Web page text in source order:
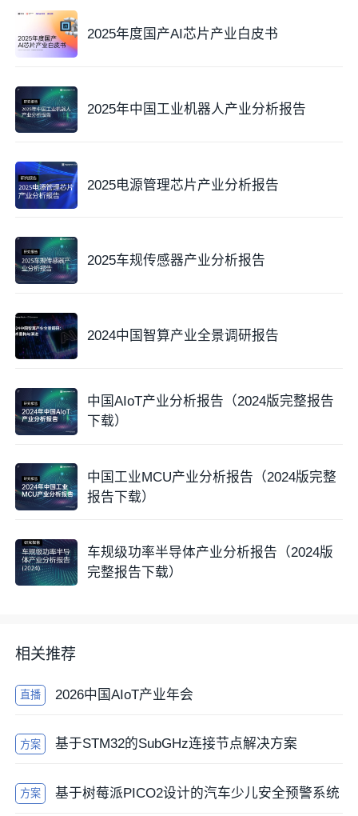
2025年度国产AI芯片产业白皮书
2025年中国工业机器人产业分析报告
2025电源管理芯片产业分析报告
2025车规传感器产业分析报告
2024中国智算产业全景调研报告
中国AIoT产业分析报告（2024版完整报告
下载）
中国工业MCU产业分析报告（2024版完整
报告下载）
车规级功率半导体产业分析报告（2024版
完整报告下载）
相关推荐
直播 2026中国AIoT产业年会
方案 基于STM32的SubGHz连接节点解决方案
方案 基于树莓派PICO2设计的汽车少儿安全预警系统